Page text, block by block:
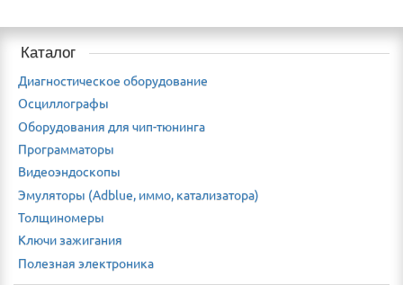
Каталог
Диагностическое оборудование
Осциллографы
Оборудования для чип-тюнинга
Программаторы
Видеоэндоскопы
Эмуляторы (Adblue, иммо, катализатора)
Толщиномеры
Ключи зажигания
Полезная электроника